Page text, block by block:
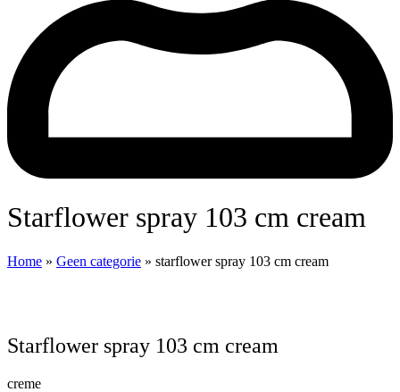
starflower spray 103 cm cream
Home » Geen categorie » starflower spray 103 cm cream
starflower spray 103 cm cream
creme